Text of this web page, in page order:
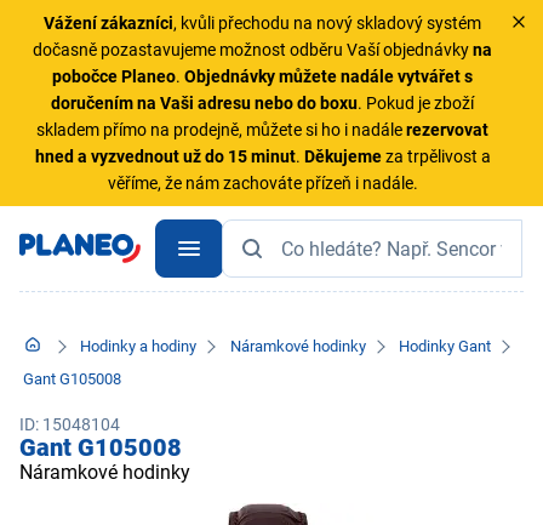
Vážení zákazníci, kvůli přechodu na nový skladový systém
dočasně pozastavujeme možnost odběru Vaší objednávkyna
pobočce Planeo.Objednávky můžete nadále vytvářet s
doručením na Vaši adresu nebo do boxu. Pokud je zboží
skladem přímo na prodejně, můžete si ho i nadálerezervovat
hned a vyzvednout už do 15 minut. Děkujemeza trpělivost a
věříme, že nám zachováte přízeň i nadále.
Hodinky a hodiny Náramkové hodinky
Hodinky Gant
Gant G105008
ID: 15048104
Gant G105008
Náramkové hodinky